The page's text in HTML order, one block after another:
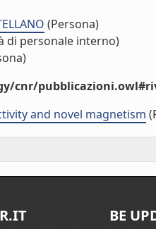
(Persona)
di personale interno)
cnr/
and novel magnetism
BE